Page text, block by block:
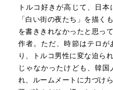
トルコ好きが高じて、日
「白い街の夜たち」を描く
を書ききれなかったと思っ
作者。ただ、時節はテロが
り、トルコ男性に変な迫ら
じゃなかったけども、韓
れ、ルームメートに力づけ